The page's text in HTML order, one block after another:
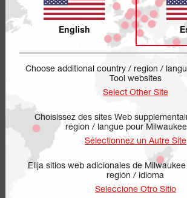
English
Choose additional country / region /
Tool websites
Select Other Site
Choisissez des sites Web
région / langue pour
Sélectionnez un Autre Site
Elija sitios web adicionales de
región / idioma
Seleccione Otro Sitio